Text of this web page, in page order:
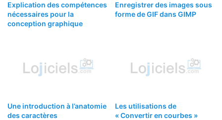
Explication des compétences
nécessaires pour la
conception graphique
Enregistrer des images sous
forme de GIF dans GIMP
Une introduction à l’anatomie
des caractères
Les utilisations de
« Convertir en courbes »